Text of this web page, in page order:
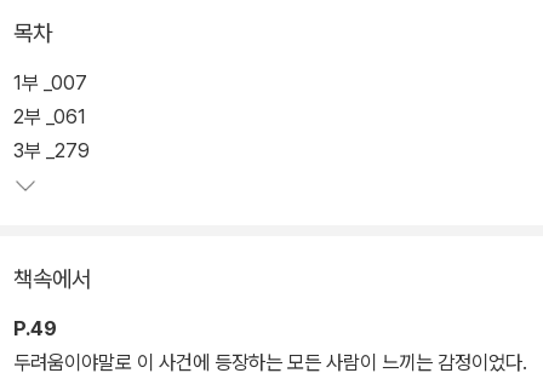
운전기사의 눈을 멀게 할 만큼 충격적인, 두 연인을 죽음으로 이끈 백
미러 속 진실은 과연 무엇이었을까. 사건의 비밀을 풀기 위해 수사에
나선 정체 모를 조사원이 사고의 잔해처럼 흐트러진 진실의 퍼즐을
맞추며 미궁에 빠진 사건과 두 남녀의 관계에 관한 치밀한 조서를 작
성해나간다.
제상을 수상한 세계적인 작가 이스마일 카다레가 자신의 스물여섯번
째 장편소설 <사고>를 통해 드디어 '사랑'에 대해 입을 연다. 카다레
는 단순해 보이면서도 한없이 복잡하고 미묘한 현대의 사랑, 그리고
목차
1부 _007
2부 _061
3부 _279
책속에서
P.49
두려움이야말로 이 사건에 등장하는 모든 사람이 느끼는 감정이었다.